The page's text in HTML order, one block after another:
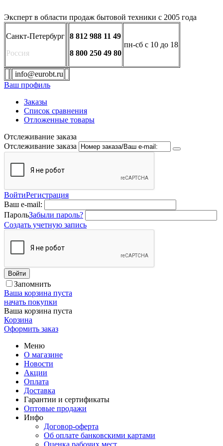
Эксперт в области продаж бытовой техники с 2005 года
Санкт-Петербург
Россия
8 812 988 11 49
8 800 250 49 80
пн-сб с 10 до 18
info@eurobt.ru
Ваш профиль
Заказы
Список сравнения
Отложенные товары
Отслеживание заказа
Отслеживание заказа
ВойтиРегистрация
Ваш e-mail:
ПарольЗабыли пароль?
Создать учетную запись
Войти
Запомнить
Ваша корзина пуста
начать покупки
Ваша корзина пуста
Корзина
Оформить заказ
Меню
О магазине
Новости
Акции
Оплата
Доставка
Гарантии и сертификаты
Оптовые продажи
Инфо
Договор-оферта
Об оплате банковскими картами
Оценка рабочих мест